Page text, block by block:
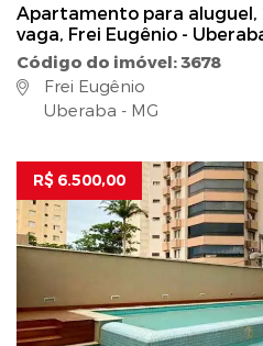
Apartamento para aluguel,
vaga, Frei Eugênio -
Código do imóvel: 3678
Frei Eugênio
Uberaba - MG
R$ 6.500,00